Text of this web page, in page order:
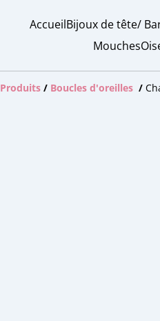
AccueilBijoux de tête/
Mouches
Produits / Boucles d'oreilles /